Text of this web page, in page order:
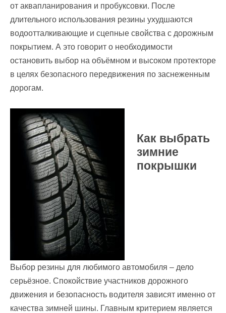
от аквапланирования и пробуксовки. После
длительного использования резины ухудшаются
водоотталкивающие и сцепные свойства с дорожным
покрытием. А это говорит о необходимости
остановить выбор на объёмном и высоком протекторе
в целях безопасного передвижения по заснеженным
дорогам.
Как выбрать
зимние
покрышки
Выбор резины для любимого автомобиля – дело
серьёзное. Спокойствие участников дорожного
движения и безопасность водителя зависят именно от
качества зимней шины. Главным критерием является